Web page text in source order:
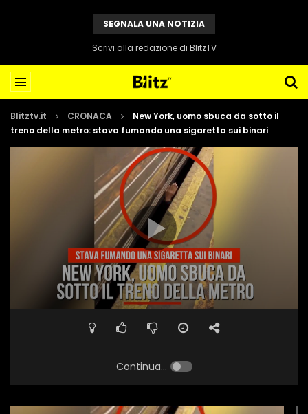
SEGNALA UNA NOTIZIA
Scrivi alla redazione di BlitzTV
Blitztv.it CRONACA
New York, uomo sbuca da sotto il
treno della metro: stava fumando una sigaretta sui binari
Continua...